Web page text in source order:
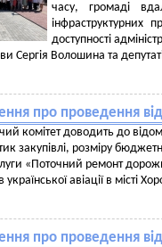
часу, громаді
інфраструктурних
доступності
Сергія Волошина та
про проведення
комітет доводить до
закупівлі, розміру
«Поточний ремонт
української авіації в місті
про проведення